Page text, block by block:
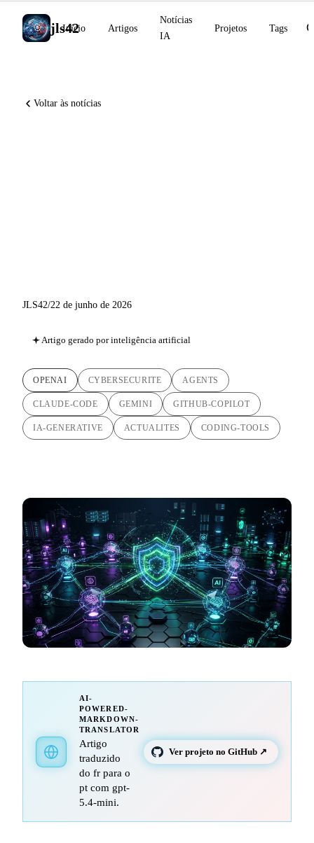
jls42
Início Artigos
Notícias
IA
Projetos Tags
Voltar às notícias
JLS42/22 de junho de 2026
Artigo gerado por inteligência artificial
OPENAI CYBERSECURITE AGENTS
CLAUDE-CODE GEMINI GITHUB-COPILOT
IA-GENERATIVE ACTUALITES CODING-TOOLS
AI-
POWERED-
MARKDOWN-
TRANSLATOR
Artigo
traduzido
do fr para o
pt com gpt-
5.4-mini.
Ver projeto no GitHub ↗